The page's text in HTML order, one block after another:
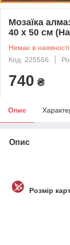
Мозаїка
40 х 50 см
Немає в наявності
Код: 225556
740 ₴
Опис
Опис
Розмір